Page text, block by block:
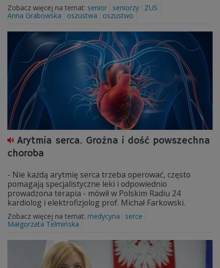
Zobacz więcej na temat: senior seniorzy
ZUS
Anna Grabowska
oszustwa oszustwo
Arytmia serca. Groźna i dość powszechna
choroba
- Nie każdą arytmię serca trzeba operować, często
pomagają specjalistyczne leki i odpowiednio
prowadzona terapia - mówił w Polskim Radiu 24
kardiolog i elektrofizjolog prof. Michał Farkowski.
Zobacz więcej na temat: medycyna
serce
Małgorzata Telmińska